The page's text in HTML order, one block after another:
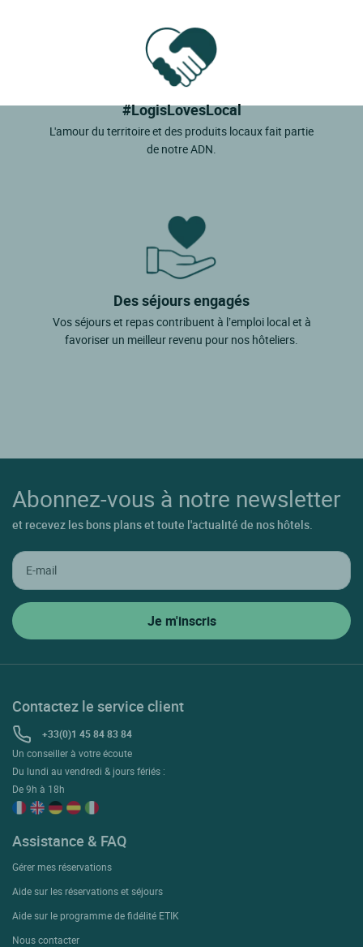
#LogisLovesLocal
L'amour du territoire et des produits locaux fait partie
de notre ADN.
Des séjours engagés
Vos séjours et repas contribuent à l’emploi local et à
favoriser un meilleur revenu pour nos hôteliers.
Abonnez-vous à notre newsletter
et recevez les bons plans et toute l'actualité de nos hôtels.
Contactez le service client
+33(0)1 45 84 83 84
Un conseiller à votre écoute
Du lundi au vendredi & jours fériés :
De 9h à 18h
Assistance & FAQ
Gérer mes réservations
Aide sur les réservations et séjours
Aide sur le programme de fidélité ETIK
Nous contacter